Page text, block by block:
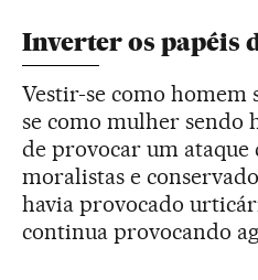
Inverter os papéis
Vestir-se como
se como mulher sendo
de provocar um ataque
moralistas e
havia provocado
continua provocando